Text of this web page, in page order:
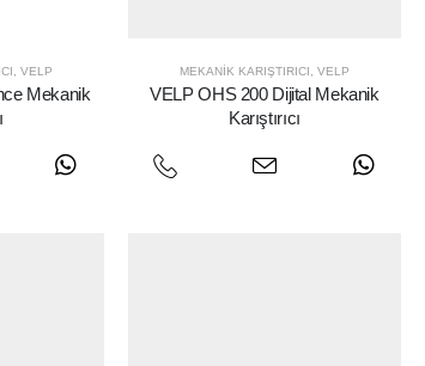
, VELP
Mekanik
MEKANIK KARIŞTIRICI, VELP
VELP OHS 200 Dijital Mekanik
Karıştırıcı